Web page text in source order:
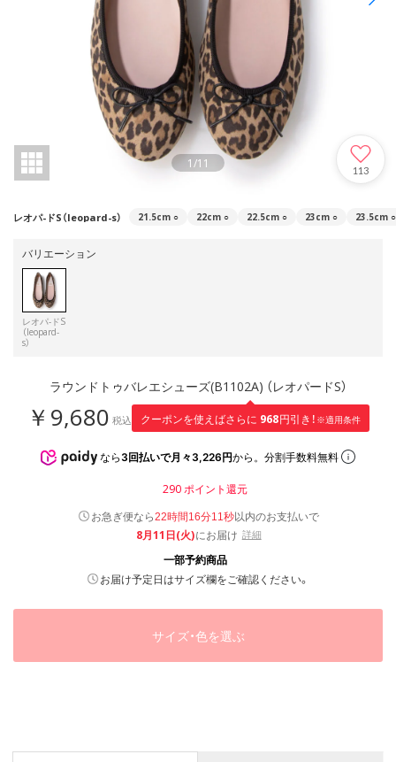
1/11 113
レオパ-ドS（leopard-s） 21.5cm ○ 22cm ○ 22.5cm ○ 23cm ○ 23.5cm ○
バリエーション
レオパ-ドS
（leopard-
s）
ラウンドトゥバレエシューズ(B1102A) （レオパードS）
￥9,680 税込 クーポンを使えばさらに 968円引き！ ※適用条件
なら 3回払いで月々3,226円から。分割手数料無料
290ポイント還元
お急ぎ便なら22時間16分10秒以内のお支払いで
8月11日(火)にお届け 詳細
一部予約商品
お届け予定日はサイズ欄をご確認ください。
サイズ・色を選ぶ